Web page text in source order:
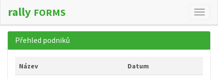
Změna
rally FORMS
Přehled podniků
Název Datum